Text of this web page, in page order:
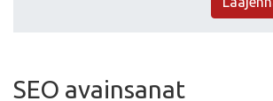
SEO avainsanat